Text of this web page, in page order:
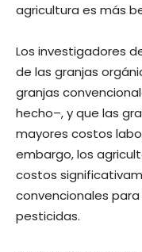
agricultura es más
Los investigadores
de las granjas
granjas
hecho–, y que las
mayores costos
embargo, los
costos
convencionales
pesticidas.